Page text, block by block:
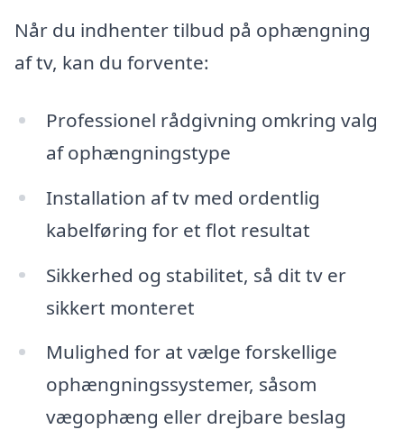
Når du indhenter tilbud på ophængning
af tv, kan du forvente:
Professionel rådgivning omkring valg
af ophængningstype
Installation af tv med ordentlig
kabelføring for et flot resultat
Sikkerhed og stabilitet, så dit tv er
sikkert monteret
Mulighed for at vælge forskellige
ophængningssystemer, såsom
vægophæng eller drejbare beslag